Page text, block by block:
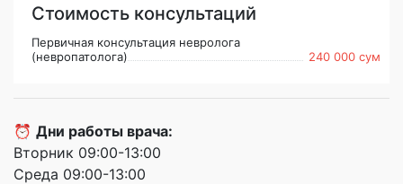
Стоимость консультаций
Первичная консультация невролога
(невропатолога)
240 000 сум
⏰ Дни работы врача:
Вторник 09:00-13:00
Среда 09:00-13:00